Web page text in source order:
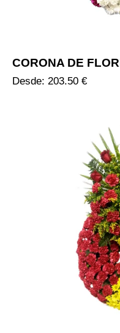
CORONA DE
Desde: 203.50 €